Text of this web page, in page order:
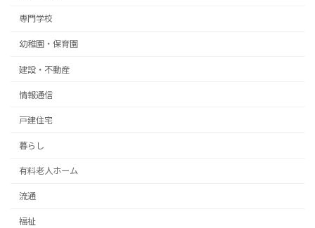
専門学校
幼稚園・保育園
建設・不動産
情報通信
戸建住宅
暮らし
有料老人ホーム
流通
福祉